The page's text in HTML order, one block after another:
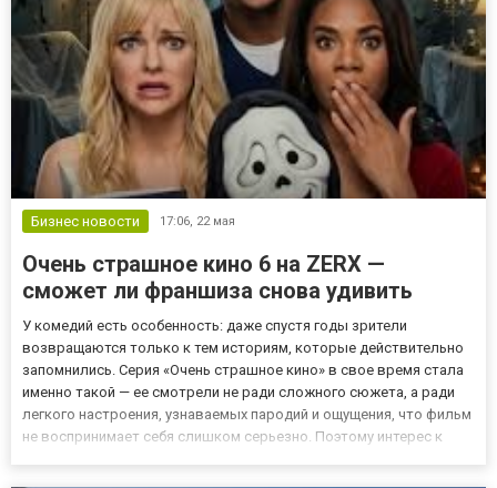
Бизнес новости 17:06, 22 мая
Очень страшное кино 6 на ZERX —
сможет ли франшиза снова удивить
У комедий есть особенность: даже спустя годы зрители
возвращаются только к тем историям, которые действительно
запомнились. Серия «Очень страшное кино» в свое время стала
именно такой — ее смотрели не ради сложного сюжета, а ради
легкого настроения, узнаваемых пародий и ощущения, что фильм
не воспринимает себя слишком серьезно. Поэтому интерес к